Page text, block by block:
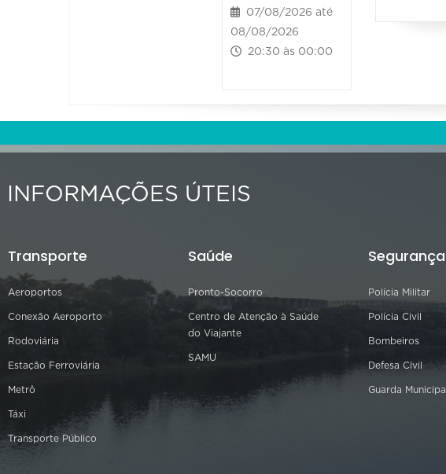
07/08/2026 até
08/08/2026
20:30 às 00:00
INFORMAÇÕES ÚTEIS
Transporte
Aeroportos
Conexão Aeroporto
Rodoviária
Estação Ferroviária
Metrô
Táxi
Transporte Público
Saúde
Pronto-Socorro
Centro de Atenção à Saúde
do Viajante
SAMU
Segurança
Polícia Militar
Polícia Civil
Bombeiros
Defesa Civil
Guarda Municipal